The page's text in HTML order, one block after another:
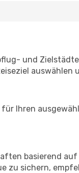
und
auswählen
Ihren
basierend
zu sichern,